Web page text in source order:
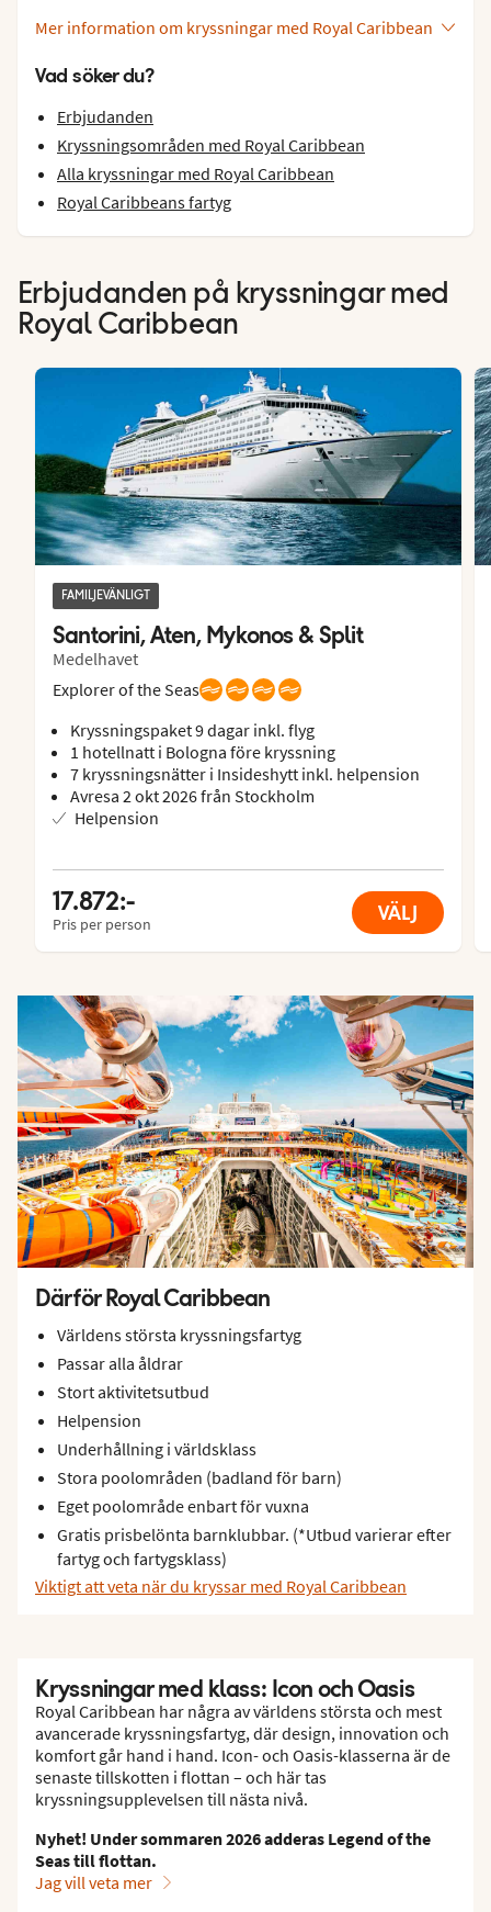
Mer information om kryssningar med Royal Caribbean
Vad söker du?
Erbjudanden
Kryssningsområden med Royal Caribbean
Alla kryssningar med Royal Caribbean
Royal Caribbeans fartyg
Erbjudanden på kryssningar med
Royal Caribbean
FAMILJEVÄNLIGT
Santorini, Aten, Mykonos & Split
Medelhavet
Explorer of the Seas
Kryssningspaket 9 dagar inkl. flyg
1 hotellnatt i Bologna före kryssning
7 kryssningsnätter i Insideshytt inkl. helpension
Avresa 2 okt 2026 från Stockholm
Helpension
17.872:-
Pris per person VÄLJ
Därför Royal Caribbean
Världens största kryssningsfartyg
Passar alla åldrar
Stort aktivitetsutbud
Helpension
Underhållning i världsklass
Stora poolområden (badland för barn)
Eget poolområde enbart för vuxna
Gratis prisbelönta barnklubbar. (*Utbud varierar efter
fartyg och fartygsklass)
Viktigt att veta när du kryssar med Royal Caribbean
Kryssningar med klass: Icon och Oasis
Royal Caribbean har några av världens största och mest
avancerade kryssningsfartyg, där design, innovation och
komfort går hand i hand. Icon- och Oasis-klasserna är de
senaste tillskotten i flottan – och här tas
kryssningsupplevelsen till nästa nivå.
Nyhet! Under sommaren 2026 adderas Legend of the
Seas till flottan.
Jag vill veta mer